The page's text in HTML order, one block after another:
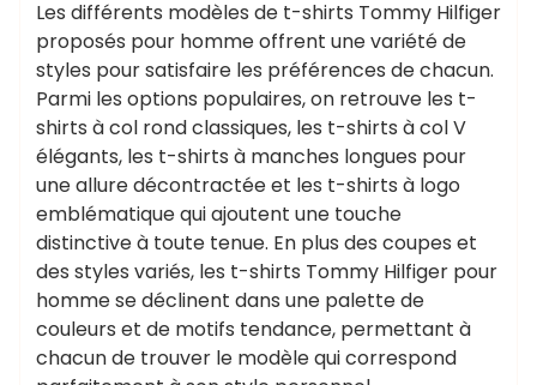
Les différents modèles de t-shirts Tommy Hilfiger
proposés pour homme offrent une variété de
styles pour satisfaire les préférences de chacun.
Parmi les options populaires, on retrouve les t-
shirts à col rond classiques, les t-shirts à col V
élégants, les t-shirts à manches longues pour
une allure décontractée et les t-shirts à logo
emblématique qui ajoutent une touche
distinctive à toute tenue. En plus des coupes et
des styles variés, les t-shirts Tommy Hilfiger pour
homme se déclinent dans une palette de
couleurs et de motifs tendance, permettant à
chacun de trouver le modèle qui correspond